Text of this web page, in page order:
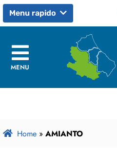
Menu rapido
MENU
Home » AMIANTO